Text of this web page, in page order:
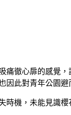
徹心扉的感覺，
因此對青年公園避
時機，未能見識櫻